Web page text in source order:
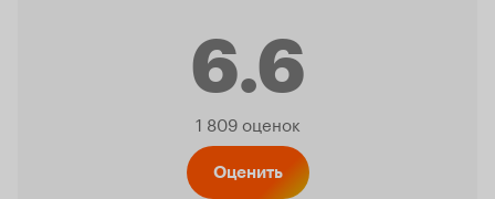
6.6
Рейтинг
1 809 оценок
Оценить